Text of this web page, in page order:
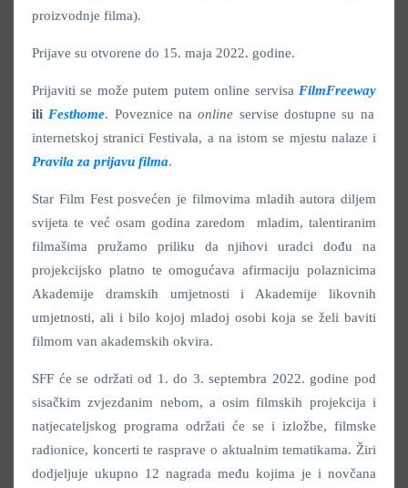
proizvodnje filma).
Prijave su otvorene do 15. maja 2022. godine.
Prijaviti se može putem putem online servisa FilmFreeway
ili Festhome. Poveznice naonline servise dostupne su na
internetskoj stranici Festivala, a na istom se mjestu nalaze i
Pravila za prijavu filma.
Star Film Fest posvećen je filmovima mladih autora diljem
svijeta te već osam godina zaredom mladim, talentiranim
filmašima pružamo priliku da njihovi uradci dođu na
projekcijsko platno te omogućava afirmaciju polaznicima
Akademije dramskih umjetnosti i Akademije likovnih
umjetnosti, ali i bilo kojoj mladoj osobi koja se želi baviti
filmom van akademskih okvira.
SFF će se održati od 1. do 3. septembra 2022. godine pod
sisačkim zvjezdanim nebom, a osim filmskih projekcija i
natjecateljskog programa održati će se i izložbe, filmske
radionice, koncerti te rasprave o aktualnim tematikama. Žiri
dodjeljuje ukupno 12 nagrada među kojima je i novčana